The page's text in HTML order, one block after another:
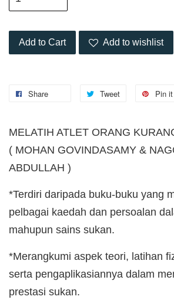
Add to Cart Add to wishlist
Share Tweet Pin it
MELATIH ATLET ORANG
( MOHAN GOVINDASAMY &
ABDULLAH )
*Terdiri daripada buku-buku yang
pelbagai kaedah dan persoalan
mahupun sains sukan.
*Merangkumi aspek teori, latihan
serta pengaplikasiannya dalam
prestasi sukan.